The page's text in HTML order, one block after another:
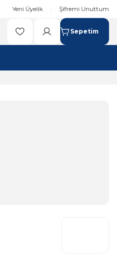
Yeni Üyelik Şifremi Unuttum
Sepetim